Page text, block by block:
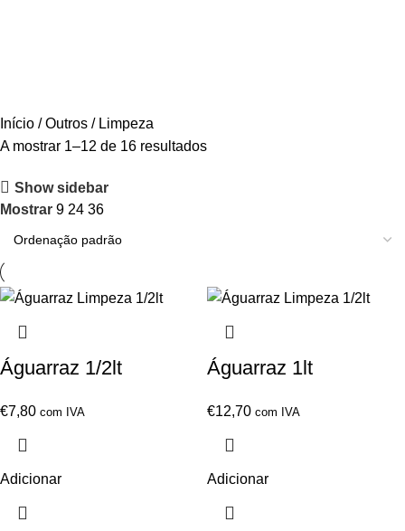
Início Outros
Limpeza
A mostrar 1–12 de 16 resultados
Show sidebar
Mostrar 9 24 36
Águarraz 1/2lt
€7,80 com IVA
Adicionar
Águarraz 1lt
€12,70 com IVA
Adicionar